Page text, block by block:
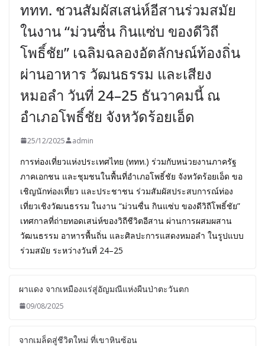
ททท. ชวนสัมผัสเสน่ห์อีสานร่วมสมัย
ในงาน “ม่วนซื่น กินแซ่บ ของดีวิถี
โพธิ์ชัย” เฉลิมฉลองอัตลักษณ์ท้องถิ่น
ผ่านอาหาร วัฒนธรรม และเสียง
หมอลำ วันที่ 24–25 ธันวาคมนี้ ณ
อำเภอโพธิ์ชัย จังหวัดร้อยเอ็ด
25/12/2025 admin
การท่องเที่ยวแห่งประเทศไทย (ททท.) ร่วมกับหน่วยงานภาครัฐ
ภาคเอกชน และชุมชนในพื้นที่อำเภอโพธิ์ชัย จังหวัดร้อยเอ็ด ขอ
เชิญนักท่องเที่ยว และประชาชน ร่วมสัมผัสประสบการณ์ท่อง
เที่ยวเชิงวัฒนธรรม ในงาน “ม่วนซื่น กินแซ่บ ของดีวิถีโพธิ์ชัย”
เทศกาลที่ถ่ายทอดเสน่ห์ของวิถีชีวิตอีสาน ผ่านการผสมผสาน
วัฒนธรรม อาหารพื้นถิ่น และศิลปะการแสดงหมอลำ ในรูปแบบ
ร่วมสมัย ระหว่างวันที่ 24–25
ผาแดง จากเหมืองแร่สู่อัญมณีแห่งผืนป่าตะวันตก
09/08/2025
จากเมล็ดสู่ชีวิตใหม่ ที่เขาหินซ้อน